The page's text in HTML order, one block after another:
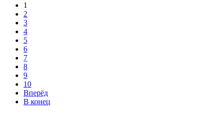
1
2
3
4
5
6
7
8
9
10
Вперёд
В конец